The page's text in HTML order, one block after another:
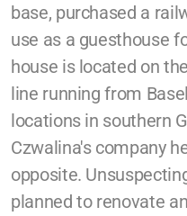
base, purchased a
use as a guesthouse
house is located on
line running from
locations in southern
Czwalina's company
opposite.
planned to renovate
Us et coutumes / Bräuche
Communications and Media
Friendly Economics
Peace Not War